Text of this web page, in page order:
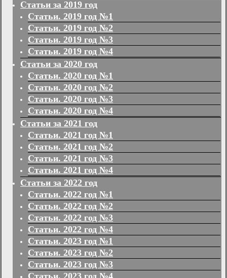
Статьи за 2019 год
Статьи. 2019 год №1
Статьи. 2019 год №2
Статьи. 2019 год №3
Статьи. 2019 год №4
Статьи за 2020 год
Статьи. 2020 год №1
Статьи. 2020 год №2
Статьи. 2020 год №3
Статьи. 2020 год №4
Статьи за 2021 год
Статьи. 2021 год №1
Статьи. 2021 год №2
Статьи. 2021 год №3
Статьи. 2021 год №4
Статьи за 2022 год
Статьи. 2022 год №1
Статьи. 2022 год №2
Статьи. 2022 год №3
Статьи. 2022 год №4
Статьи. 2023 год №1
Статьи. 2023 год №2
Статьи. 2023 год №3